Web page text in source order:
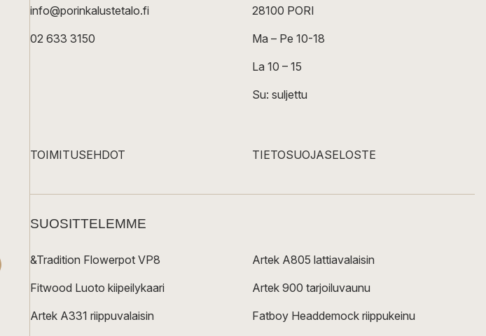
info@porinkalustetalo.fi
02 633 3150
28100 PORI
Ma – Pe 10-18
La 10 – 15
Su: suljettu
TOIMITUSEHDOT TIETOSUOJASELOSTE
SUOSITTELEMME
&Tradition Flowerpot VP8
Fitwood Luoto kiipeilykaari
Artek A331 riippuvalaisin
Artek A805 lattiavalaisin
Artek 900 tarjoiluvaunu
Fatboy Headdemock riippukeinu